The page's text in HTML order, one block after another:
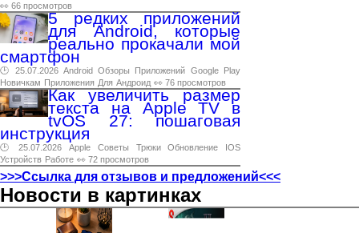
👀 66 просмотров
5 редких приложений
для Android, которые
реально прокачали мой
смартфон
🕑 25.07.2026 Android Обзоры Приложений Google
Play
Новичкам Приложения Для Андроид 👀 76 просмотров
Как увеличить размер
текста на Apple TV в
tvOS 27: пошаговая
инструкция
🕑 25.07.2026 Apple Советы Трюки Обновление
IOS
Устройств Работе 👀 72 просмотров
>>>Ссылка для отзывов и предложений<<<
Новости в картинках